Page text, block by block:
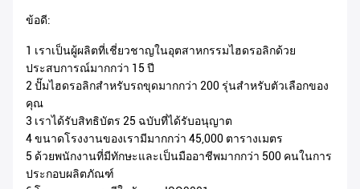
ข้อดี:
1 เราเป็นผู้ผลิตที่เชี่ยวชาญในอุตสาหกรรมไฮดรอลิกด้วย
ประสบการณ์มากกว่า 15 ปี
2 ปั๊มไฮดรอลิกสำหรับรถขุดมากกว่า 200 รุ่นสำหรับตัวเลือกของ
คุณ
3 เราได้รับสิทธิบัตร 25 ฉบับที่ได้รับอนุญาต
4 ขนาดโรงงานของเรามีมากกว่า 45,000 ตารางเมตร
5 ด้วยพนักงานที่มีทักษะและเป็นมืออาชีพมากกว่า 500 คนในการ
ประกอบผลิตภัณฑ์